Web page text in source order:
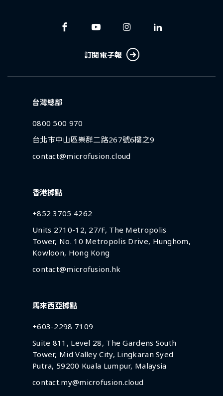
訂閱電子報
台灣總部
0800 500 970
台北市中山區樂群二路267號6樓之9
contact@microfusion.cloud
香港據點
+852 3705 4262
Units 2710-12, 27/F, The Metropolis
Tower, No. 10 Metropolis Drive, Hunghom,
Kowloon, Hong Kong
contact@microfusion.hk
馬來西亞據點
+603-2298 7109
Suite 811, Level 28, The Gardens South
Tower, Mid Valley City, Lingkaran Syed
Putra, 59200 Kuala Lumpur, Malaysia
contact.my@microfusion.cloud